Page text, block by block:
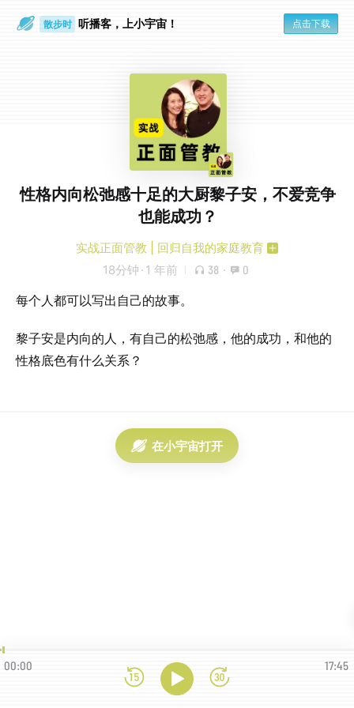
散步时 听播客，上小宇宙！ 点击下载
性格内向松弛感十足的大厨黎子安，不爱竞争
也能成功？
实战正面管教 | 回归自我的家庭教育
18分钟 · 1 年前 38 · 0
每个人都可以写出自己的故事。
黎子安是内向的人，有自己的松弛感，他的成功，和他的
性格底色有什么关系？
在小宇宙打开
00:00 17:45